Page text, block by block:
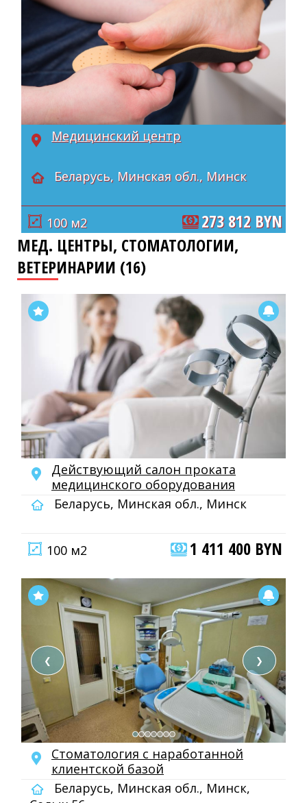
Медицинский центр
Беларусь, Минская обл., Минск
100 м2
273 812 BYN
МЕД. ЦЕНТРЫ, СТОМАТОЛОГИИ,
ВЕТЕРИНАРИИ (16)
Действующий салон проката
медицинского оборудования
Беларусь, Минская обл., Минск
100 м2 1 411 400 BYN
❮ ❯
Cтоматология с наработанной
клиентской базой
Беларусь, Минская обл., Минск,